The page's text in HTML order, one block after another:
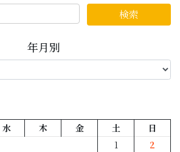
年月別
水 木 金 土
日
1
2